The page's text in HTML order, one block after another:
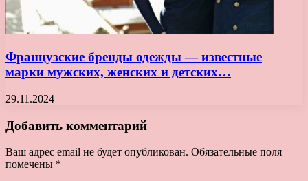
Французские бренды одежды — известные
марки мужских, женских и детских…
29.11.2024
Добавить комментарий
Ваш адрес email не будет опубликован. Обязательные поля
помечены *